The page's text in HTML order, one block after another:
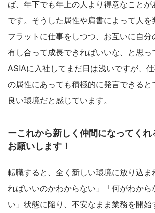
ば、年下でも年上の人より得意なことが
です。そうした属性や肩書によって人を
フラットに仕事をしつつ、お互いに自
有し合って成長できればいいな、と思
ASIAに入社してまだ日は浅いですが、
の属性にあっても積極的に発言できると
良い環境だと感じています。
ーこれから新しく仲間になってく
お願いします！
転職すると、全く新しい環境に放り込ま
ればいいのかわからない」「何がわから
い」状態に陥り、不安なまま業務を開始